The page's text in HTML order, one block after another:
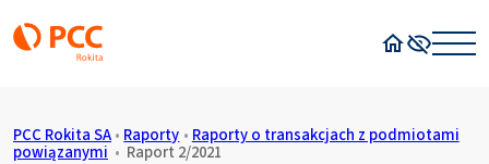
PCC Rokita SA • Raporty • Raporty o transakcjach z podmiotami
powiązanymi • Raport 2/2021